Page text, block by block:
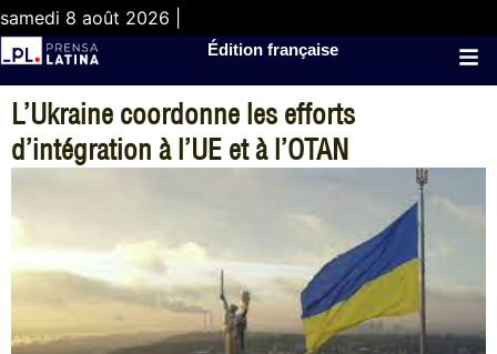
samedi 8 août 2026 |
Édition française
L’Ukraine coordonne les efforts
d’intégration à l’UE et à l’OTAN